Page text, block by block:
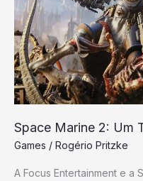
Space Marine 2: Um
Games / Rogério Pritzke
A Focus Entertainment e a
Um
Triunfo